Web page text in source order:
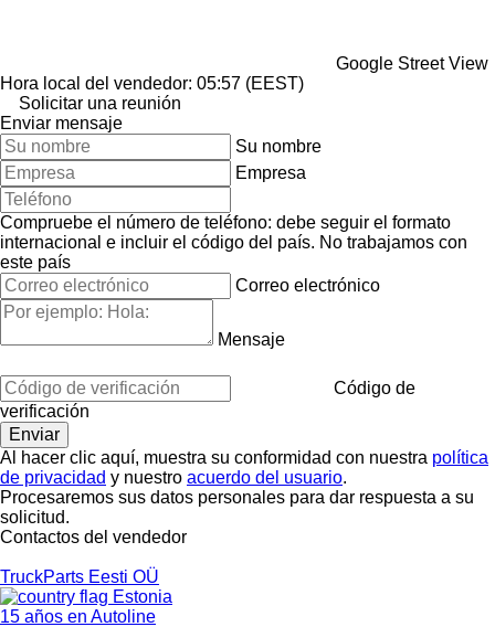
Google Street View
Hora local del vendedor: 05:57 (EEST)
Solicitar una reunión
Enviar mensaje
Su nombre
Empresa
Compruebe el número de teléfono: debe seguir el formato
internacional e incluir el código del país. No trabajamos con
este país
Correo electrónico
Mensaje
Código de
verificación
Al hacer clic aquí, muestra su conformidad con nuestra política
de privacidad y nuestro acuerdo del usuario.
Procesaremos sus datos personales para dar respuesta a su
solicitud.
Contactos del vendedor
TruckParts Eesti OÜ
Estonia
15 años en Autoline